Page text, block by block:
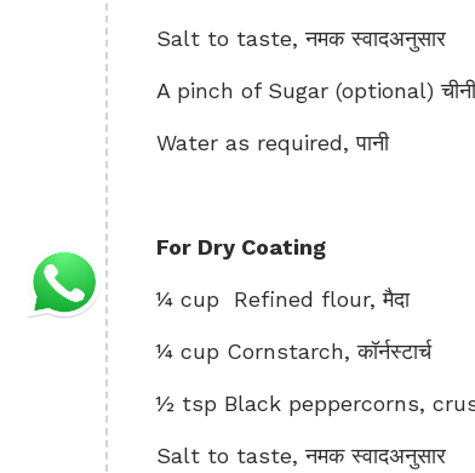
Salt to taste, नमक स्वादअनुसार
A pinch of Sugar (optional) चीनी
Water as required, पानी
For Dry Coating
¼ cup Refined flour, मैदा
¼ cup Cornstarch, कॉर्नस्टार्च
½ tsp Black peppercorns,
Salt to taste, नमक स्वादअनुसार